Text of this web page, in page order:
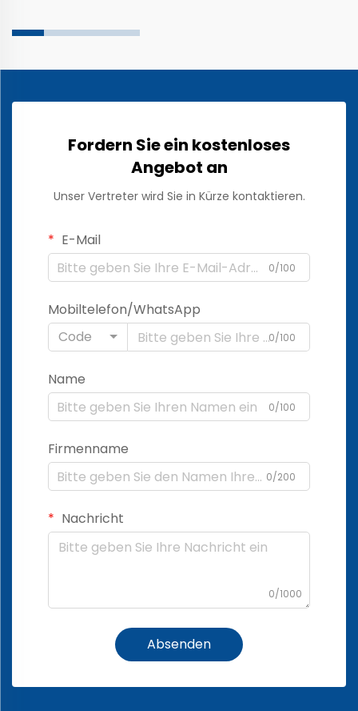
Fordern Sie ein kostenloses
Angebot an
Unser Vertreter wird Sie in Kürze kontaktieren.
E-Mail
0/100
Mobiltelefon/WhatsApp
Code
0/100
Name
0/100
Firmenname
0/200
Nachricht
0/1000
Absenden